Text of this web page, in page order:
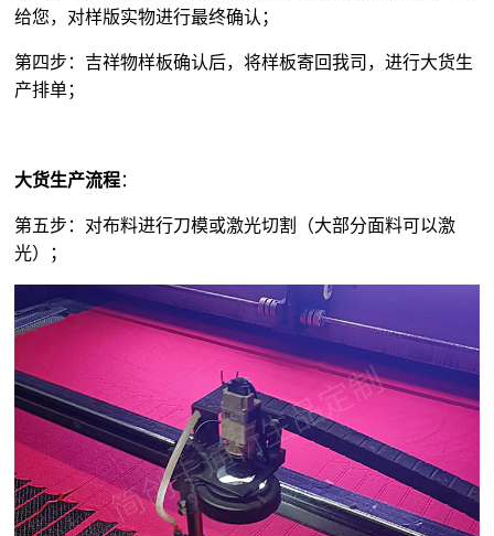
给您，对样版实物进行最终确认；
第四步：吉祥物样板确认后，将样板寄回我司，进行大货生
产排单；
大货生产流程：
第五步：对布料进行刀模或激光切割（大部分面料可以激
光）；